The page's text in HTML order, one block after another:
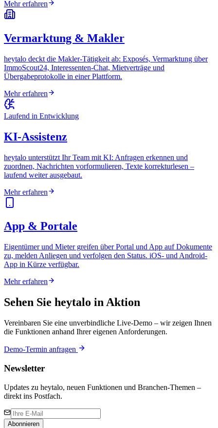
Mehr erfahren
Vermarktung & Makler
heytalo deckt die Makler-Tätigkeit ab: Exposés, Vermarktung über
ImmoScout24, Interessenten-Chat, Mietverträge und
Übergabeprotokolle in einer Plattform.
Mehr erfahren
Laufend in Entwicklung
KI-Assistenz
heytalo unterstützt Ihr Team mit KI: Anfragen erkennen und
zuordnen, Nachrichten vorformulieren, Texte korrekturlesen –
laufend weiter ausgebaut.
Mehr erfahren
App & Portale
Eigentümer und Mieter greifen über Portal und App auf Dokumente
zu, melden Anliegen und verfolgen den Status. iOS- und Android-
App in Kürze verfügbar.
Mehr erfahren
Sehen Sie heytalo in Aktion
Vereinbaren Sie eine unverbindliche Live-Demo – wir zeigen Ihnen
die Funktionen anhand Ihrer eigenen Anforderungen.
Demo-Termin anfragen
Newsletter
Updates zu heytalo, neuen Funktionen und Branchen-Themen –
direkt ins Postfach.
Abonnieren